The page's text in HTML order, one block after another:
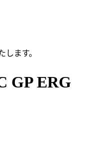
ます。
GP ERG